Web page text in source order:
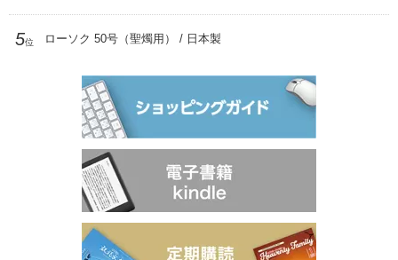
5位 ローソク 50号（聖燭用） / 日本製